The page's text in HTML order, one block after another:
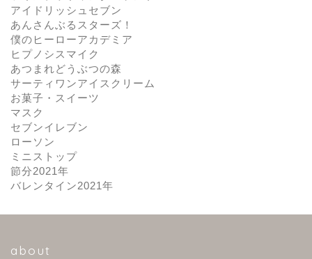
アイドリッシュセブン
あんさんぶるスターズ！
僕のヒーローアカデミア
ヒプノシスマイク
あつまれどうぶつの森
サーティワンアイスクリーム
お菓子・スイーツ
マスク
セブンイレブン
ローソン
ミニストップ
節分2021年
バレンタイン2021年
about